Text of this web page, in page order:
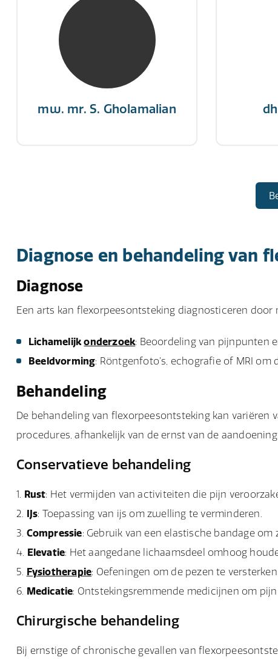
mw. mr. S. Gholamalian
NIVRE Register-Expert
“Als je de richting van de wind
niet kunt veranderen, verander
dan de stand van je zeilen.”
Diagnose en behandeling van
Diagnose
Een arts kan flexorpeesontsteking diagnosticeren door
Lichamelijkonderzoek: Beoordeling van pijnpunten
Beeldvorming: Röntgenfoto’s, echografie of MRI
Behandeling
De behandeling van flexorpeesontsteking kan
procedures, afhankelijk van de ernst van de aandoening.
Conservatieve behandeling
Rust: Het vermijden van activiteiten die pijn
IJs: Toepassing van ijs om zwelling te verminderen.
Compressie: Gebruik van een elastische bandage
Elevatie: Het aangedane lichaamsdeel omhoog
Fysiotherapie: Oefeningen om de pezen te
Medicatie: Ontstekingsremmende medicijnen om
Chirurgische behandeling
Bij ernstige of chronische gevallen van